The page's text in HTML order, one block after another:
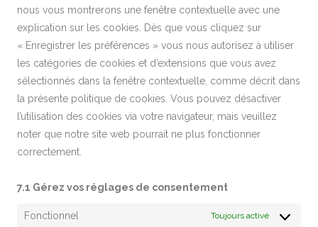
nous vous montrerons une fenêtre contextuelle avec une
explication sur les cookies. Dès que vous cliquez sur
« Enregistrer les préférences » vous nous autorisez à utiliser
les catégories de cookies et d’extensions que vous avez
sélectionnés dans la fenêtre contextuelle, comme décrit dans
la présente politique de cookies. Vous pouvez désactiver
l’utilisation des cookies via votre navigateur, mais veuillez
noter que notre site web pourrait ne plus fonctionner
correctement.
7.1 Gérez vos réglages de consentement
Fonctionnel Toujours activé